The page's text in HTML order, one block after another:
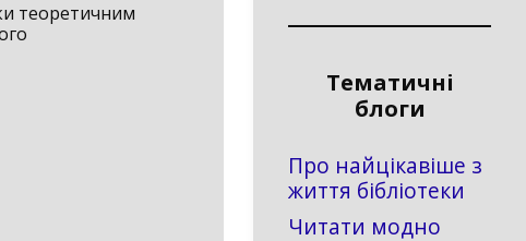
теоретичним
Тематичні
блоги
Про найцікавіше з
життя бібліотеки
Читати модно